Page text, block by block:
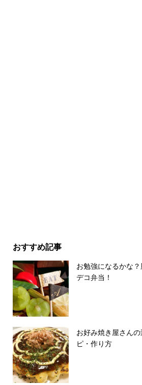
おすすめ記事
お勉強になるかな
デコ弁当！
お好み焼き屋さん
ピ・作り方